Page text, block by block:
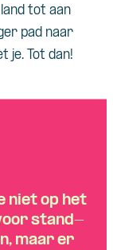
tot aan
pad naar
je. Tot dan!
niet op het
stand-
maar er